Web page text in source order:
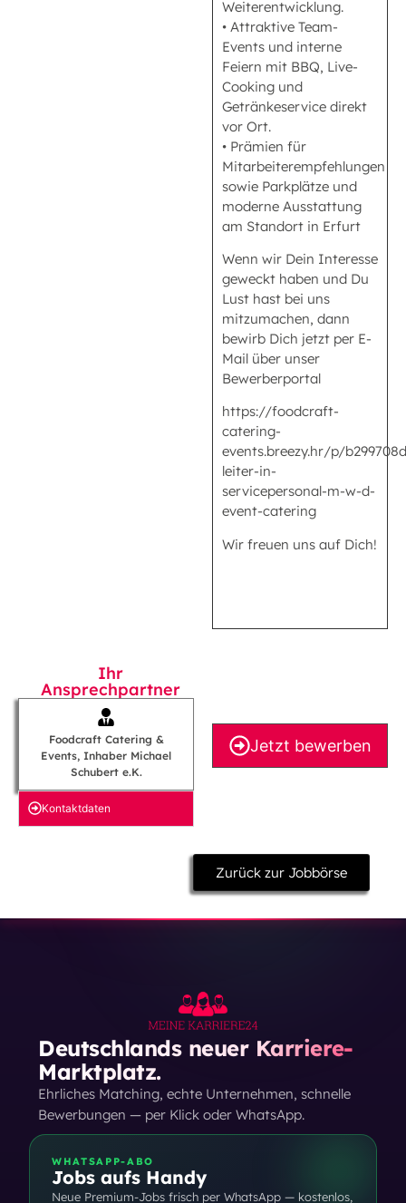
Weiterentwicklung.
• Attraktive Team-
Events und interne
Feiern mit BBQ, Live-
Cooking und
Getränkeservice direkt
vor Ort.
• Prämien für
Mitarbeiterempfehlungen
sowie Parkplätze und
moderne Ausstattung
am Standort in Erfurt
Wenn wir Dein Interesse
geweckt haben und Du
Lust hast bei uns
mitzumachen, dann
bewirb Dich jetzt per E-
Mail über unser
Bewerberportal
https://foodcraft-
catering-
events.breezy.hr/p/
leiter-in-
servicepersonal-m-w-d-
event-catering
Wir freuen uns auf Dich!
Ihr
Ansprechpartner
Foodcraft Catering &
Events, Inhaber Michael
Schubert e.K.
Kontakt­daten
Jetzt bewerben
Zurück zur Jobbörse
Deutschlands neuer Karriere-
Marktplatz.
Ehrliches Matching, echte Unternehmen, schnelle
Bewerbungen — per Klick oder WhatsApp.
WHATSAPP-ABO
Jobs aufs Handy
Neue Premium-Jobs frisch per WhatsApp — kostenlos,